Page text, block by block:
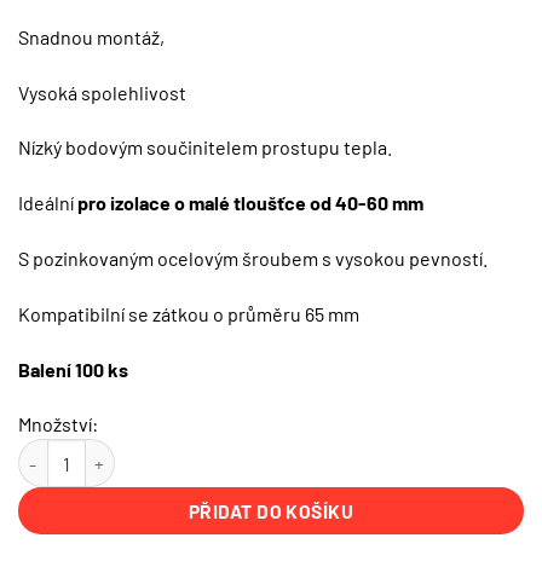
Snadnou montáž,
Vysoká spolehlivost
Nízký bodovým součinitelem prostupu tepla.
Ideálnípro izolace o malé tloušťce od 40-60 mm
S pozinkovaným ocelovým šroubem s vysokou pevností.
Kompatibilní se zátkou o průměru 65 mm
Balení 100 ks
Množství:
Talířová teleskopická šroubovací hmoždinka 135 mm short IsoFux
PŘIDAT DO KOŠÍKU